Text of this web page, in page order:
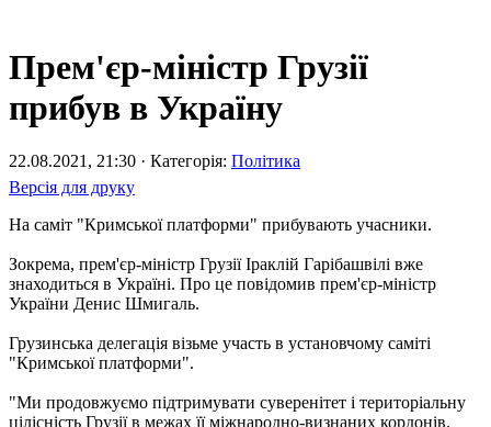
Прем'єр-міністр Грузії
прибув в Україну
22.08.2021, 21:30 · Категорія: Політика
Версія для друку
На саміт "Кримської платформи" прибувають учасники.
Зокрема, прем'єр-міністр Грузії Іраклій Гарібашвілі вже
знаходиться в Україні. Про це повідомив прем'єр-міністр
України Денис Шмигаль.
Грузинська делегація візьме участь в установчому саміті
"Кримської платформи".
"Ми продовжуємо підтримувати суверенітет і територіальну
цілісність Грузії в межах її міжнародно-визнаних кордонів.